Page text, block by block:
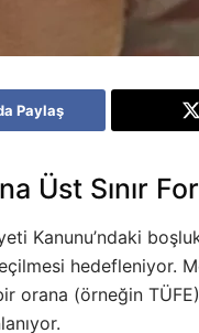
Paylaş
Üst Sınır
Kanunu’ndaki
hedefleniyor.
orana (örneğin